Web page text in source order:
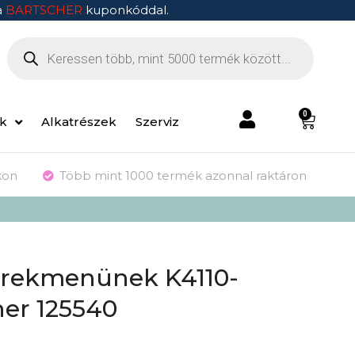
BARTSCHER kuponkóddal.
Alkatrészek Szerviz
0
Több mint 1000 termék azonnal raktáron
K4110-
125540